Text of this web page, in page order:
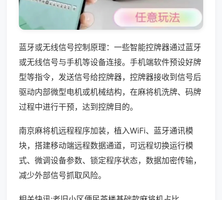
蓝牙或无线信号控制原理：一些智能控牌器通过蓝牙
或无线信号与手机等设备连接。手机端软件预设好牌
型等指令，发送信号给控牌器，控牌器接收到信号后
驱动内部微型电机或机械结构，在麻将机洗牌、码牌
过程中进行干预，达到控牌目的。
南京麻将机远程程序加装，植入WiFi、蓝牙通讯模
块，搭建移动端远程数据通道，可远程切换运行模
式、微调设备参数、锁定程序状态，数据加密传输，
减少外部信号抓取风险。